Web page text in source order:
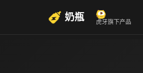
奶瓶 虎牙旗下产品